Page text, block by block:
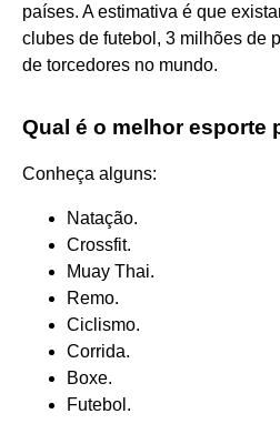
países. A estimativa é que
clubes de futebol, 3 milhões de
de torcedores no mundo.
Qual é o melhor esporte
Conheça alguns:
Natação.
Crossfit.
Muay Thai.
Remo.
Ciclismo.
Corrida.
Boxe.
Futebol.